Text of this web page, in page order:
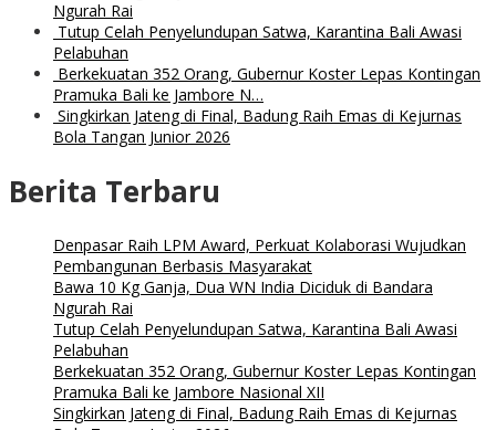
Ngurah Rai
Tutup Celah Penyelundupan Satwa, Karantina Bali Awasi
Pelabuhan
Berkekuatan 352 Orang, Gubernur Koster Lepas Kontingan
Pramuka Bali ke Jambore N…
Singkirkan Jateng di Final, Badung Raih Emas di Kejurnas
Bola Tangan Junior 2026
Berita Terbaru
Denpasar Raih LPM Award, Perkuat Kolaborasi Wujudkan
Pembangunan Berbasis Masyarakat
Bawa 10 Kg Ganja, Dua WN India Diciduk di Bandara
Ngurah Rai
Tutup Celah Penyelundupan Satwa, Karantina Bali Awasi
Pelabuhan
Berkekuatan 352 Orang, Gubernur Koster Lepas Kontingan
Pramuka Bali ke Jambore Nasional XII
Singkirkan Jateng di Final, Badung Raih Emas di Kejurnas